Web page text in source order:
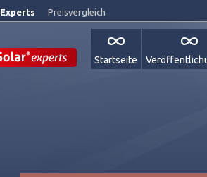
Experts Preisvergleich
Startseite